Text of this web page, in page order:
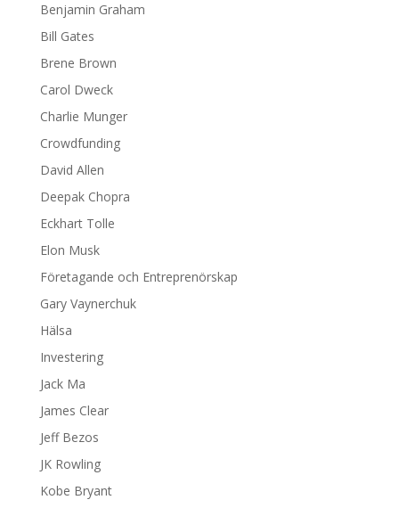
Benjamin Graham
Bill Gates
Brene Brown
Carol Dweck
Charlie Munger
Crowdfunding
David Allen
Deepak Chopra
Eckhart Tolle
Elon Musk
Företagande och Entreprenörskap
Gary Vaynerchuk
Hälsa
Investering
Jack Ma
James Clear
Jeff Bezos
JK Rowling
Kobe Bryant